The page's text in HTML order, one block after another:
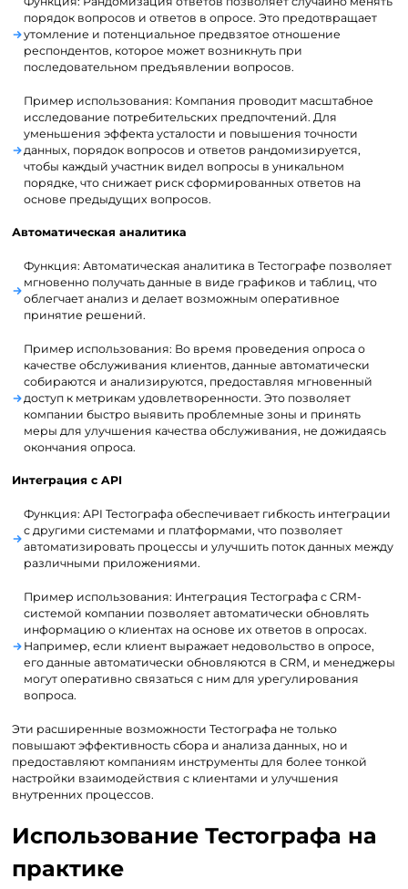
порядок вопросов и ответов в опросе. Это предотвращает
утомление и потенциальное предвзятое отношение
респондентов, которое может возникнуть при
последовательном предъявлении вопросов.
Пример использования: Компания проводит масштабное
исследование потребительских предпочтений. Для
уменьшения эффекта усталости и повышения точности
данных, порядок вопросов и ответов рандомизируется,
чтобы каждый участник видел вопросы в уникальном
порядке, что снижает риск сформированных ответов на
основе предыдущих вопросов.
Автоматическая аналитика
Функция: Автоматическая аналитика в Тестографе позволяет
мгновенно получать данные в виде графиков и таблиц, что
облегчает анализ и делает возможным оперативное
принятие решений.
Пример использования: Во время проведения опроса о
качестве обслуживания клиентов, данные автоматически
собираются и анализируются, предоставляя мгновенный
доступ к метрикам удовлетворенности. Это позволяет
компании быстро выявить проблемные зоны и принять
меры для улучшения качества обслуживания, не дожидаясь
окончания опроса.
Интеграция с API
Функция: API Тестографа обеспечивает гибкость интеграции
с другими системами и платформами, что позволяет
автоматизировать процессы и улучшить поток данных между
различными приложениями.
Пример использования: Интеграция Тестографа с CRM-
системой компании позволяет автоматически обновлять
информацию о клиентах на основе их ответов в опросах.
Например, если клиент выражает недовольство в опросе,
его данные автоматически обновляются в CRM, и менеджеры
могут оперативно связаться с ним для урегулирования
вопроса.
Эти расширенные возможности Тестографа не только
повышают эффективность сбора и анализа данных, но и
предоставляют компаниям инструменты для более тонкой
настройки взаимодействия с клиентами и улучшения
внутренних процессов.
Использование Тестографа на
практике